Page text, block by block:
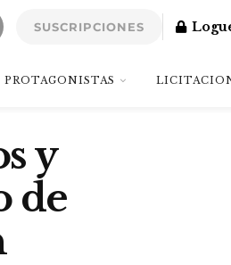
SUSCRIPCIONES
PROTAGONISTAS
y
de